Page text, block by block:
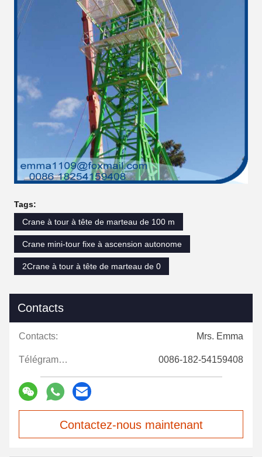
Tags:
Crane à tour à tête de marteau de 100 m
Crane mini-tour fixe à ascension autonome
2Crane à tour à tête de marteau de 0
Contacts
Contacts: Mrs. Emma
Télégramme: 0086-182-54159408
Contactez-nous maintenant